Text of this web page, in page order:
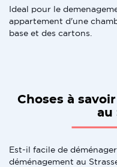
Ideal pour le
appartement d'une
base et des cartons.
Choses à
au
Est-il facile de
déménagement au